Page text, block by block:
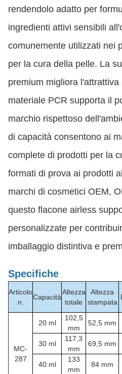
rendendolo adatto per
ingredienti attivi sensibili
comunemente utilizzati nei
per la cura della pelle. La
premium migliora l'attrattiva
materiale PCR supporta il
marchio rispettoso
di capacità consentono ai
complete di prodotti per la
formati di prova ai prodotti
marchi di cosmetici OEM,
questo flacone airless
personalizzate per
imballaggio distintiva e
Specifiche
Articolo
n.
Capacità
Altezza
totale
Altezza
stampata
MC-
287
20 ml
102,5
mm
52,5 mm
30 ml
117,3
mm
69,5 mm
40 ml
133
mm
84 mm